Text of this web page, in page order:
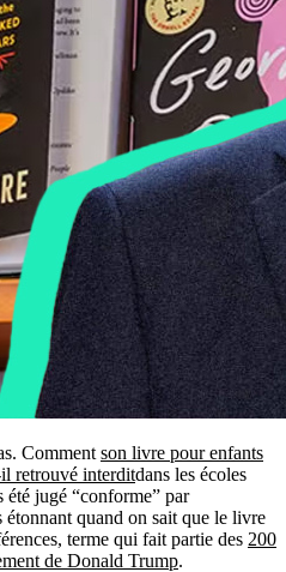
Comment son livre pour enfants
il retrouvé interditdans les écoles
été jugé “conforme” par
quand on sait que le livre
terme qui fait partie des 200
de Donald Trump.